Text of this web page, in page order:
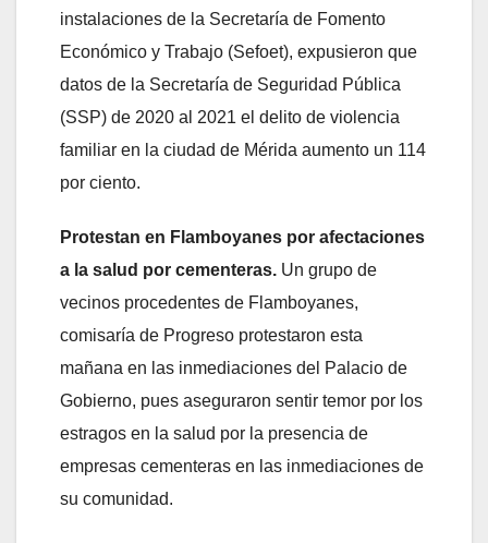
instalaciones de la Secretaría de Fomento
Económico y Trabajo (Sefoet), expusieron que
datos de la Secretaría de Seguridad Pública
(SSP) de 2020 al 2021 el delito de violencia
familiar en la ciudad de Mérida aumento un 114
por ciento.
Protestan en Flamboyanes por afectaciones
a la salud por cementeras. Un grupo de
vecinos procedentes de Flamboyanes,
comisaría de Progreso protestaron esta
mañana en las inmediaciones del Palacio de
Gobierno, pues aseguraron sentir temor por los
estragos en la salud por la presencia de
empresas cementeras en las inmediaciones de
su comunidad.